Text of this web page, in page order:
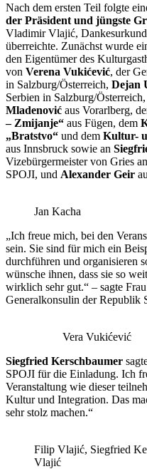
Nach dem ersten Teil folgte
der Präsident und jüngste
Vladimir Vlajić,
überreichte. Zunächst wurde
den Eigentümer des
von Verena Vukićević, der
in Salzburg/Österreich, Dejan
Serbien in Salzburg/Österreich,
Mladenović aus Vorarlberg,
– Zmijanje“ aus Fügen, dem
„Bratstvo“ und dem Kultur-
aus Innsbruck sowie an
Vizebürgermeister von Gries
SPOJI, und Alexander Geir
Jan Kacha
„Ich freue mich, bei den
sein. Sie sind für mich ein
durchführen und organisieren
wünsche ihnen, dass sie so
wirklich sehr gut.“ – sagte Frau
Generalkonsulin der Republik
Vera Vukićević
Siegfried Kerschbaumer
SPOJI für die Einladung. Ich
Veranstaltung wie dieser
Kultur und Integration. Das
sehr stolz machen.“
Filip Vlajić, Siegfried
Vlajić